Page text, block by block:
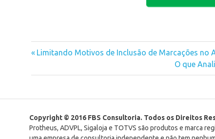
Post
Previous
Limitando Motivos de Inclusão de Marcações no
Next
Post:
O que
Copyright © 2016 FBS Consultoria. Todos os Direitos
Protheus, ADVPL, Sigaloja e TOTVS são produtos e marca